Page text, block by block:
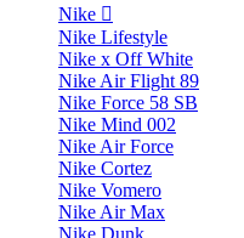
Nike
Nike Lifestyle
Nike x Off White
Nike Air Flight 89
Nike Force 58 SB
Nike Mind 002
Nike Air Force
Nike Cortez
Nike Vomero
Nike Air Max
Nike Dunk